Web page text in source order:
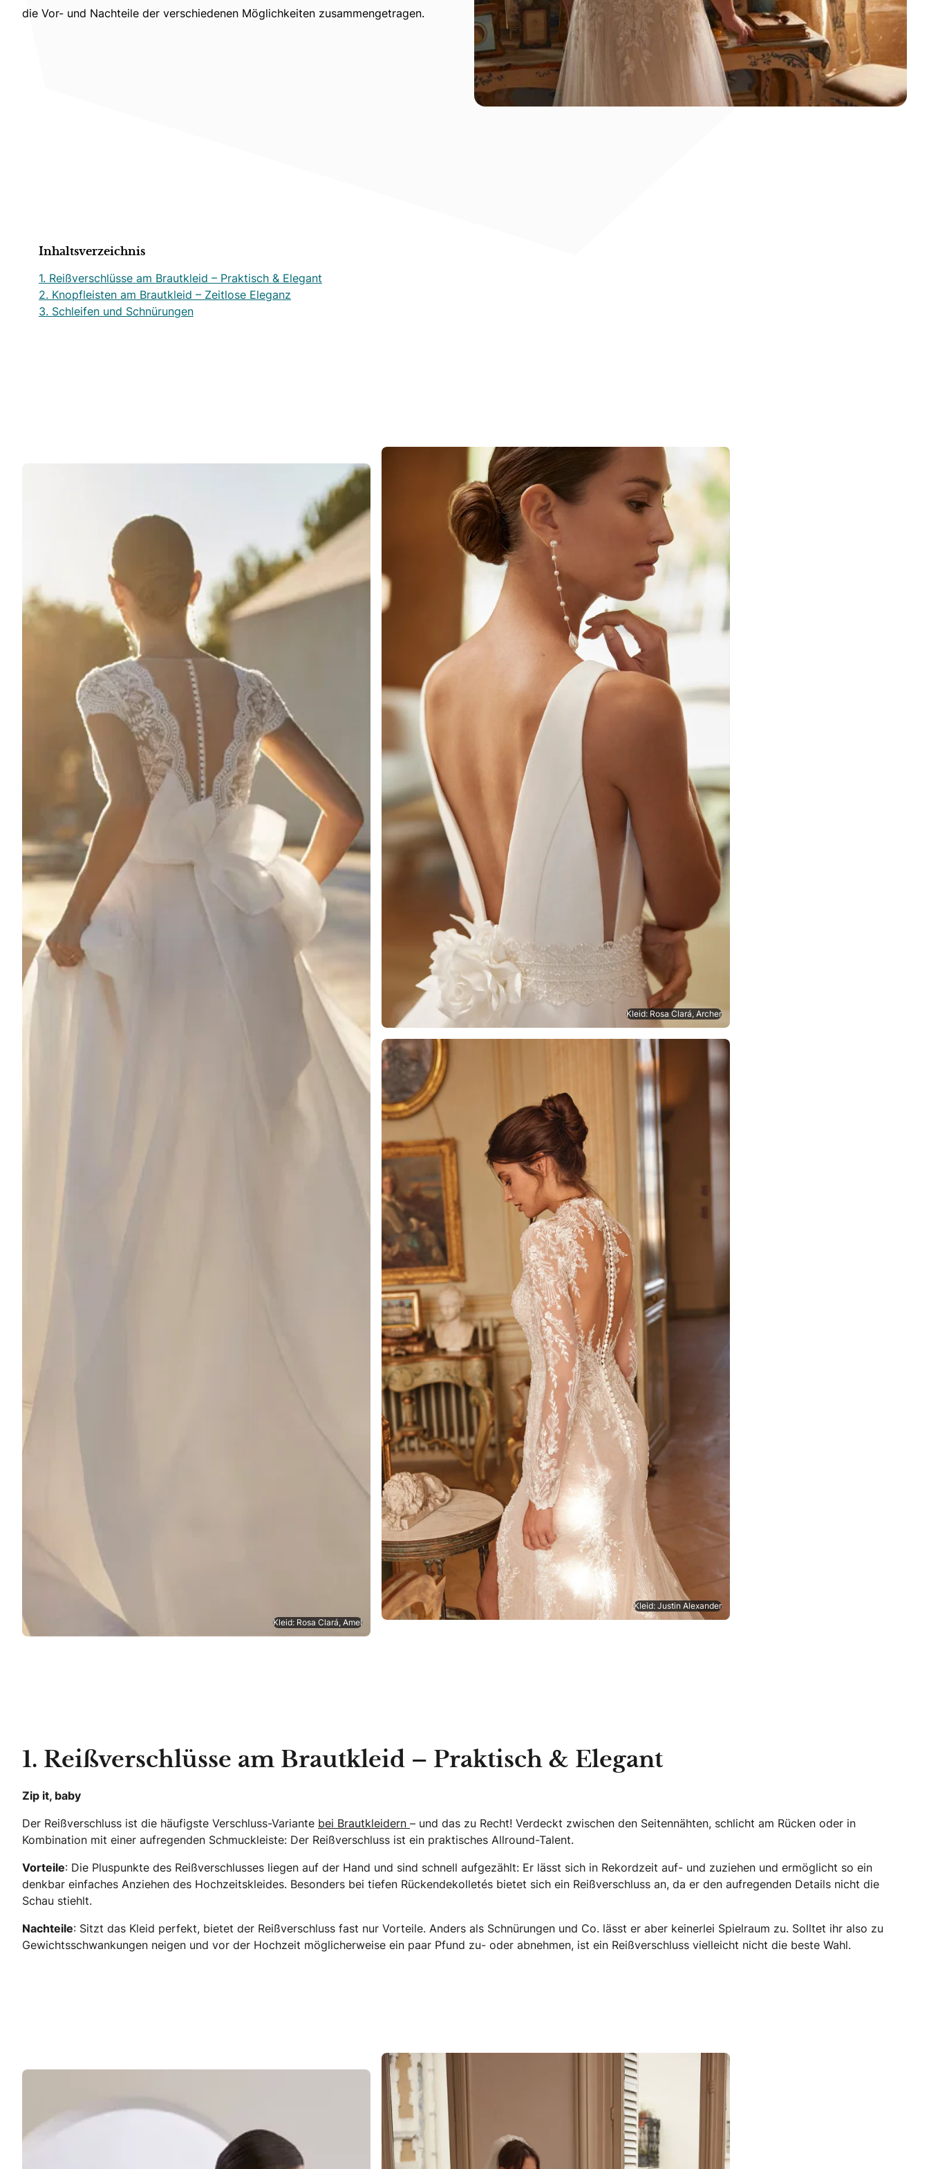
die Vor- und Nachteile der verschiedenen Möglichkeiten zusammengetragen.
Inhaltsverzeichnis
1. Reißverschlüsse am Brautkleid – Praktisch & Elegant
2. Knopfleisten am Brautkleid – Zeitlose Eleganz
3. Schleifen und Schnürungen
Kleid: Rosa Clará, Amel
Kleid: Rosa Clará, Archer
Kleid: Justin Alexander
1. Reißverschlüsse am Brautkleid – Praktisch & Elegant
Zip it, baby
Der Reißverschluss ist die häufigste Verschluss-Variante bei Brautkleidern – und das zu Recht! Verdeckt zwischen den Seitennähten, schlicht am Rücken oder in
Kombination mit einer aufregenden Schmuckleiste: Der Reißverschluss ist ein praktisches Allround-Talent.
Vorteile: Die Pluspunkte des Reißverschlusses liegen auf der Hand und sind schnell aufgezählt: Er lässt sich in Rekordzeit auf- und zuziehen und ermöglicht so ein
denkbar einfaches Anziehen des Hochzeitskleides. Besonders bei tiefen Rückendekolletés bietet sich ein Reißverschluss an, da er den aufregenden Details nicht die
Schau stiehlt.
Nachteile: Sitzt das Kleid perfekt, bietet der Reißverschluss fast nur Vorteile. Anders als Schnürungen und Co. lässt er aber keinerlei Spielraum zu. Solltet ihr also zu
Gewichtsschwankungen neigen und vor der Hochzeit möglicherweise ein paar Pfund zu- oder abnehmen, ist ein Reißverschluss vielleicht nicht die beste Wahl.